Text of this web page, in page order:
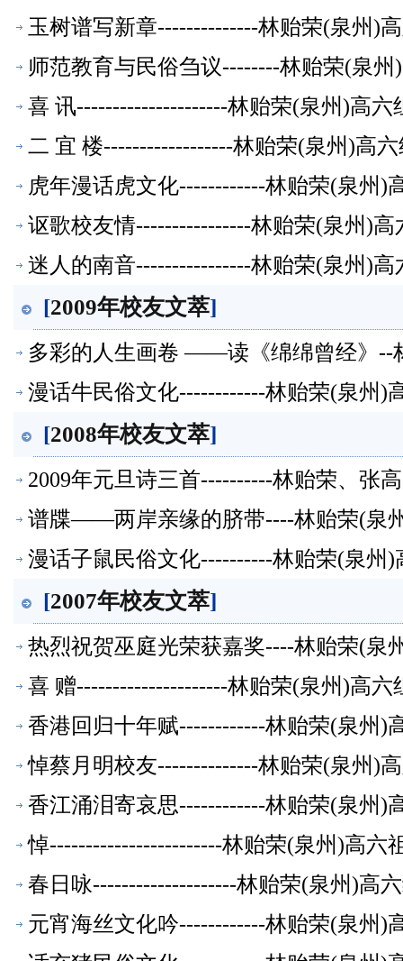
玉树谱写新章--------------林贻荣(泉州)
师范教育与民俗刍议--------林贻荣(泉
喜 讯---------------------林贻荣(泉州)高六
二 宜 楼------------------林贻荣(泉州)高
虎年漫话虎文化------------林贻荣(泉州)
讴歌校友情----------------林贻荣(泉州)高
迷人的南音----------------林贻荣(泉州)高
[2009年校友文萃]
多彩的人生画卷 ——读《绵绵曾经》--
漫话牛民俗文化------------林贻荣(泉州)
[2008年校友文萃]
2009年元旦诗三首----------林贻荣、张
谱牒——两岸亲缘的脐带----林贻荣(泉
漫话子鼠民俗文化----------林贻荣(泉州
[2007年校友文萃]
热烈祝贺巫庭光荣获嘉奖----林贻荣(泉
喜 赠---------------------林贻荣(泉州)高六
香港回归十年赋------------林贻荣(泉州)
悼蔡月明校友--------------林贻荣(泉州)
香江涌泪寄哀思------------林贻荣(泉州)
悼------------------------林贻荣(泉州)高六
春日咏--------------------林贻荣(泉州)高
元宵海丝文化吟------------林贻荣(泉州)